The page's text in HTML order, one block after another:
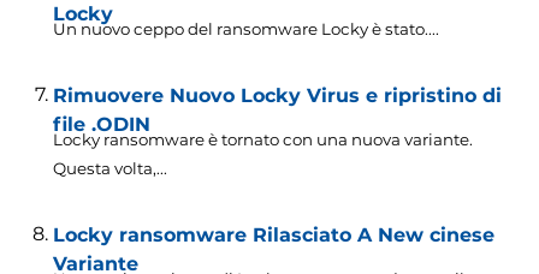
Locky
Un nuovo ceppo del ransomware Locky è stato....
Rimuovere Nuovo Locky Virus e ripristino di
file .ODIN
Locky ransomware è tornato con una nuova variante.
Questa volta,...
Locky ransomware Rilasciato A New cinese
Variante